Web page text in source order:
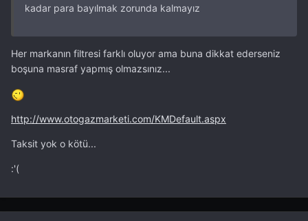
kadar para bayılmak zorunda kalmayız
Her markanın filtresi farklı oluyor ama buna dikkat ederseniz
boşuna masraf yapmış olmazsınız...
http://www.otogazmarketi.com/KMDefault.aspx
Taksit yok o kötü...
:'(